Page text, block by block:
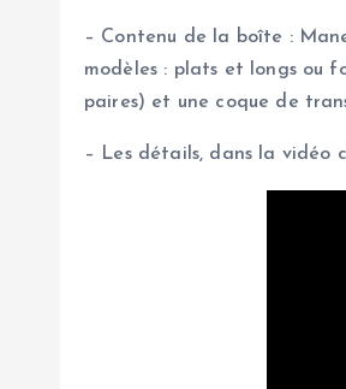
– Contenu de la boîte :
modèles : plats et longs ou
paires) et une coque de
– Les détails, dans la vidéo